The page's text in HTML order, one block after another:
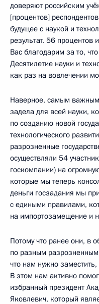
доверяют российским
[процентов]
будущее с наукой и
результат. 56
Вас благодарим за то,
Десятилетие науки и
как раз на вовлечении
Наверное, самым важным
задела для всей науки,
по созданию новой
технологического
разрозненные
осуществляли 54
госкомпании) на
которые мы теперь
деньги госзадания мы
с едиными правилами,
на импортозамещение и
Потому что ранее они, в
по разным
что нам нужно
В этом нам активно
избранный президент
Яковлевич, который